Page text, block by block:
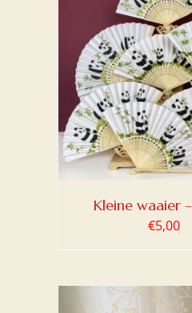
Kleine waaier
€5,00
TOEVOEGEN AAN
/